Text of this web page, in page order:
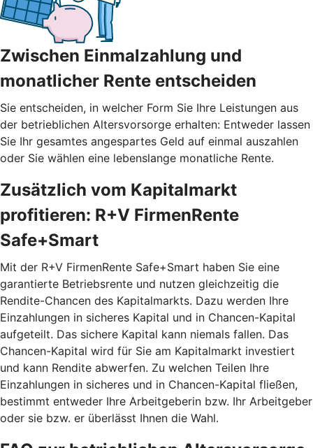
Zwischen Einmalzahlung und
monatlicher Rente entscheiden
Sie entscheiden, in welcher Form Sie Ihre Leistungen aus
der betrieblichen Altersvorsorge erhalten: Entweder lassen
Sie Ihr gesamtes angespartes Geld auf einmal auszahlen
oder Sie wählen eine lebenslange monatliche Rente.
Zusätzlich vom Kapitalmarkt
profitieren: R+V FirmenRente
Safe+Smart
Mit der R+V FirmenRente Safe+Smart haben Sie eine
garantierte Betriebsrente und nutzen gleichzeitig die
Rendite-Chancen des Kapitalmarkts. Dazu werden Ihre
Einzahlungen in sicheres Kapital und in Chancen-Kapital
aufgeteilt. Das sichere Kapital kann niemals fallen. Das
Chancen-Kapital wird für Sie am Kapitalmarkt investiert
und kann Rendite abwerfen. Zu welchen Teilen Ihre
Einzahlungen in sicheres und in Chancen-Kapital fließen,
bestimmt entweder Ihre Arbeitgeberin bzw. Ihr Arbeitgeber
oder sie bzw. er überlässt Ihnen die Wahl.